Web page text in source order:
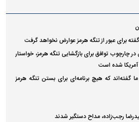
برای عبور از تنگه هرمز عوارض نخواهد گرفت
چارچوب توافق برای بازگشایی تنگه هرمز، خواستار
شده است
ما گفته‌اند که هیچ برنامه‌ای برای بستن تنگه هرمز
رجب‌زاده، مداح دستگیر شدند